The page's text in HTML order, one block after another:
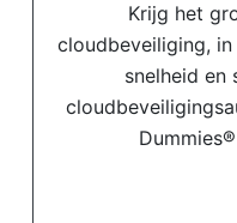
Krijg het
cloudbeveiliging,
snelheid en